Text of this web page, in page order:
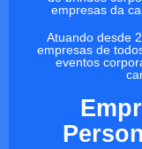
empresas da
Atuando desde
empresas de
eventos